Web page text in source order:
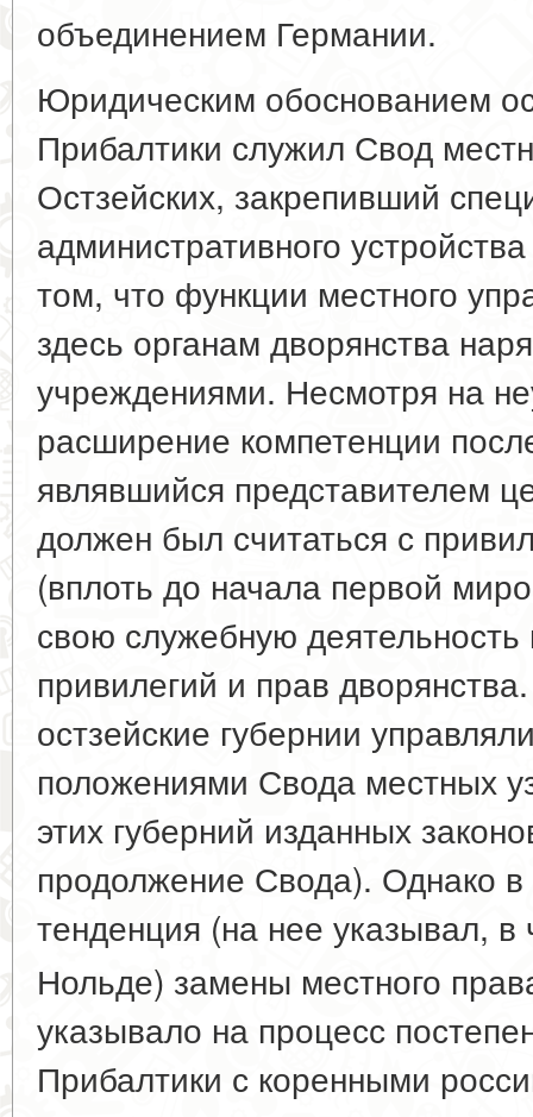
объединением Германии.
Юридическим обоснованием
Прибалтики служил Свод
Остзейских, закрепивший
административного
том, что функции местного
здесь органам дворянства
учреждениями. Несмотря на
расширение компетенции
являвшийся представителем
должен был считаться с
(вплоть до начала первой
свою служебную
привилегий и прав
остзейские губернии
положениями Свода местных
этих губерний изданных
продолжение Свода). Однако
тенденция (на нее указывал,
Нольде) замены местного
указывало на процесс
Прибалтики с коренными